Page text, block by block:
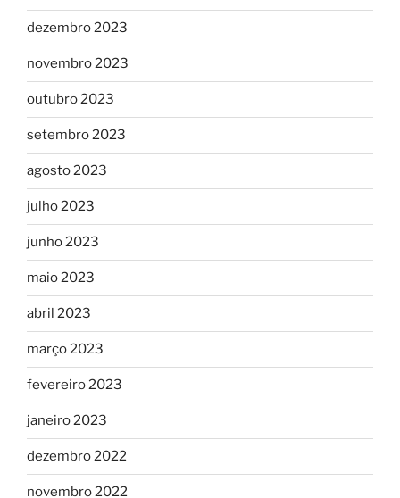
dezembro 2023
novembro 2023
outubro 2023
setembro 2023
agosto 2023
julho 2023
junho 2023
maio 2023
abril 2023
março 2023
fevereiro 2023
janeiro 2023
dezembro 2022
novembro 2022